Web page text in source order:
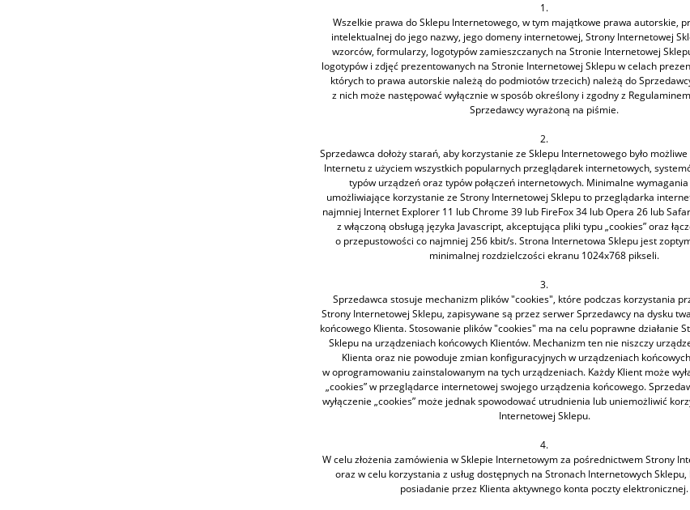
1.
Wszelkie prawa do Sklepu Internetowego, w tym majątkowe prawa autorskie,
intelektualnej do jego nazwy, jego domeny internetowej, Strony Internetowej
wzorców, formularzy, logotypów zamieszczanych na Stronie Internetowej
logotypów i zdjęć prezentowanych na Stronie Internetowej Sklepu w celach
których to prawa autorskie należą do podmiotów trzecich) należą do
z nich może następować wyłącznie w sposób określony i zgodny z
Sprzedawcy wyrażoną na piśmie.
2.
Sprzedawca dołoży starań, aby korzystanie ze Sklepu Internetowego było
Internetu z użyciem wszystkich popularnych przeglądarek internetowych,
typów urządzeń oraz typów połączeń internetowych. Minimalne
umożliwiające korzystanie ze Strony Internetowej Sklepu to przeglądarka
najmniej Internet Explorer 11 lub Chrome 39 lub FireFox 34 lub Opera 26 lub
z włączoną obsługą języka Javascript, akceptująca pliki typu „cookies” oraz
o przepustowości co najmniej 256 kbit/s. Strona Internetowa Sklepu jest
minimalnej rozdzielczości ekranu 1024x768 pikseli.
3.
Sprzedawca stosuje mechanizm plików "cookies", które podczas korzystania
Strony Internetowej Sklepu, zapisywane są przez serwer Sprzedawcy na dysku
końcowego Klienta. Stosowanie plików "cookies" ma na celu poprawne działanie
Sklepu na urządzeniach końcowych Klientów. Mechanizm ten nie niszczy
Klienta oraz nie powoduje zmian konfiguracyjnych w urządzeniach
w oprogramowaniu zainstalowanym na tych urządzeniach. Każdy Klient może
„cookies” w przeglądarce internetowej swojego urządzenia końcowego.
wyłączenie „cookies” może jednak spowodować utrudnienia lub uniemożliwić
Internetowej Sklepu.
4.
W celu złożenia zamówienia w Sklepie Internetowym za pośrednictwem Strony
oraz w celu korzystania z usług dostępnych na Stronach Internetowych
posiadanie przez Klienta aktywnego konta poczty elektronicznej.